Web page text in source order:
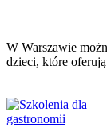
W Warszawie
dzieci, które